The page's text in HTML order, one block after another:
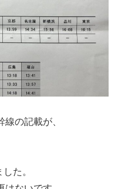
の記載が、
た。